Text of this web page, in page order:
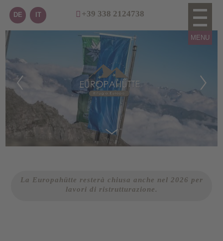
DE IT +39 338 2124738
La Europahütte resterà chiusa anche nel 2026 per
lavori di ristrutturazione.